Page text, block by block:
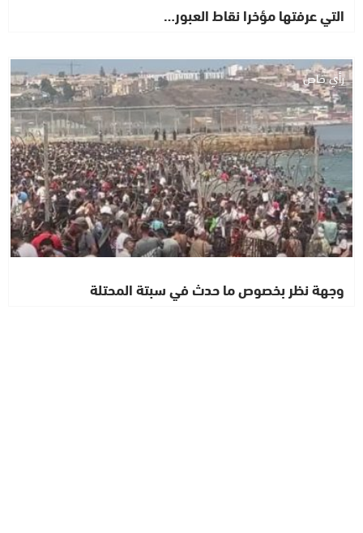
التي عرفتها مؤخرا نقاط العبور…
رأي خاص
وجهة نظر بخصوص ما حدث في سبتة المحتلة